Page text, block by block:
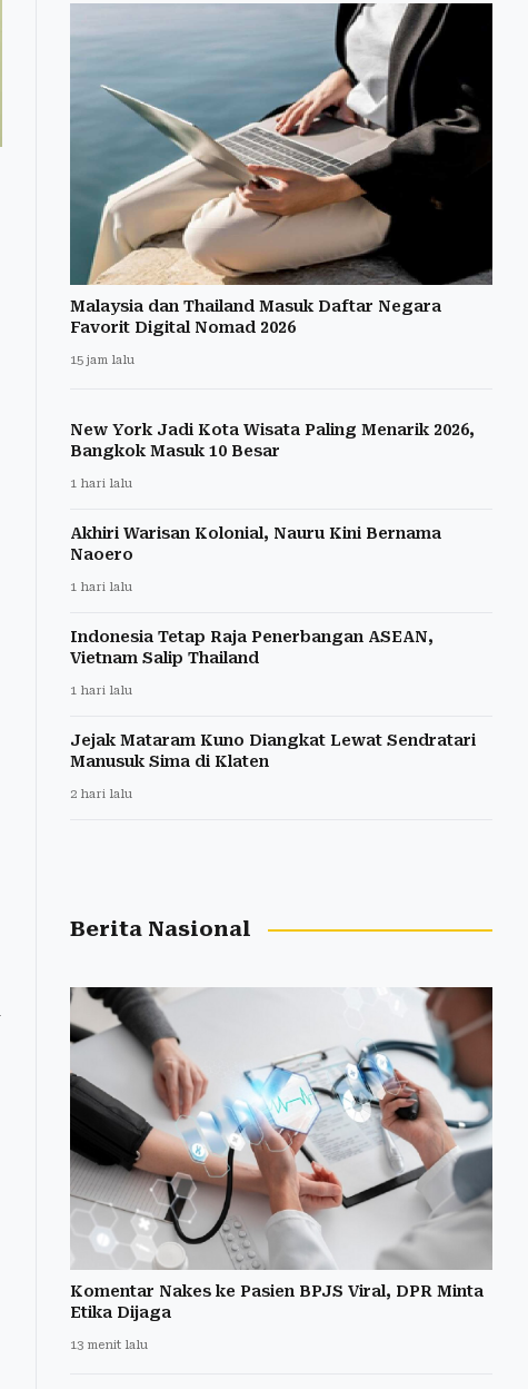
Malaysia dan Thailand Masuk Daftar Negara
Favorit Digital Nomad 2026
15 jam lalu
New York Jadi Kota Wisata Paling Menarik 2026,
Bangkok Masuk 10 Besar
1 hari lalu
Akhiri Warisan Kolonial, Nauru Kini Bernama
Naoero
1 hari lalu
Indonesia Tetap Raja Penerbangan ASEAN,
Vietnam Salip Thailand
1 hari lalu
Jejak Mataram Kuno Diangkat Lewat Sendratari
Manusuk Sima di Klaten
2 hari lalu
Berita Nasional
Komentar Nakes ke Pasien BPJS Viral, DPR Minta
Etika Dijaga
13 menit lalu